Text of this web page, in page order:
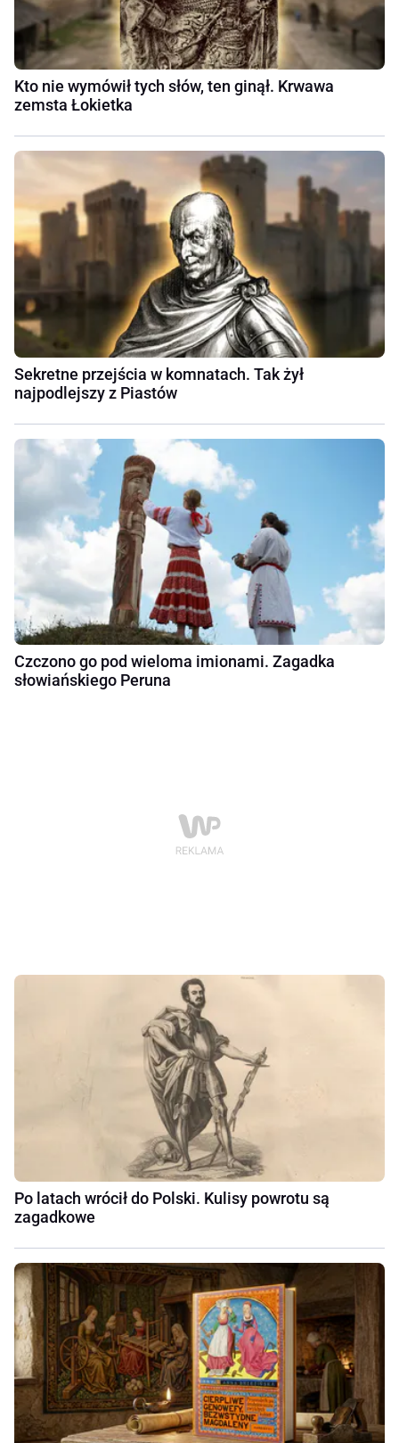
Kto nie wymówił tych słów, ten ginął. Krwawa
zemsta Łokietka
Sekretne przejścia w komnatach. Tak żył
najpodlejszy z Piastów
Czczono go pod wieloma imionami. Zagadka
słowiańskiego Peruna
Po latach wrócił do Polski. Kulisy powrotu są
zagadkowe